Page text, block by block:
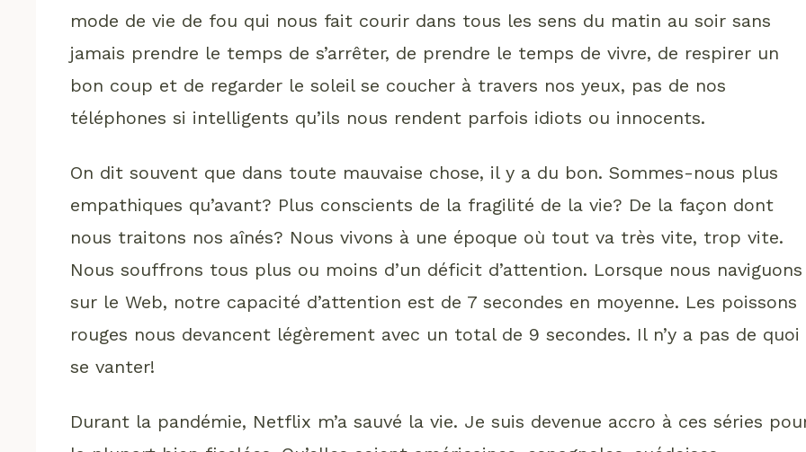
mode de vie de fou qui nous fait courir dans tous les sens du matin au soir sans
jamais prendre le temps de s’arrêter, de prendre le temps de vivre, de respirer un
bon coup et de regarder le soleil se coucher à travers nos yeux, pas de nos
téléphones si intelligents qu’ils nous rendent parfois idiots ou innocents.
On dit souvent que dans toute mauvaise chose, il y a du bon. Sommes-nous plus
empathiques qu’avant? Plus conscients de la fragilité de la vie? De la façon dont
nous traitons nos aînés? Nous vivons à une époque où tout va très vite, trop vite.
Nous souffrons tous plus ou moins d’un déficit d’attention. Lorsque nous naviguons
sur le Web, notre capacité d’attention est de 7 secondes en moyenne. Les poissons
rouges nous devancent légèrement avec un total de 9 secondes. Il n’y a pas de quoi
se vanter!
Durant la pandémie, Netflix m’a sauvé la vie. Je suis devenue accro à ces séries